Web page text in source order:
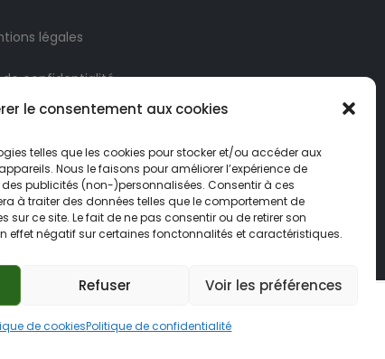
le consentement aux cookies
telles que les cookies pour stocker et/ou accéder aux
Nous le faisons pour améliorer l’expérience de
publicités (non-)personnalisées. Consentir à ces
à traiter des données telles que le comportement de
sur ce site. Le fait de ne pas consentir ou de retirer son
effet négatif sur certaines fonctonnalités et caractéristiques.
Refuser Voir les préférences
de cookiesPolitique de confidentialité
légales
de confidentialité